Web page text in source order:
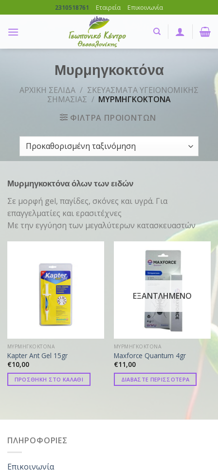
to
content
2310518761 Εταιρεία Επικοινωνία
Μυρμηγκοκτόνα
ΑΡΧΙΚΗ ΣΕΛΙΔΑ / ΣΚΕΥΑΣΜΑΤΑ ΥΓΕΙΟΝΟΜΙΚΗΣ
ΣΗΜΑΣΙΑΣ / ΜΥΡΜΗΓΚΟΚΤΟΝΑ
ΦΙΛΤΡΑ ΠΡΟΙΟΝΤΩΝ
Μυρμηγκοκτόνα όλων των ειδών
Σε μορφή gel, παγίδες, σκόνες και υγρά. Για
επαγγελματίες και ερασιτέχνες
Με την εγγύηση των μεγαλύτερων κατασκευαστών
ΜΥΡΜΗΓΚΟΚΤΟΝΑ
Kapter Ant Gel 15gr
€10,00
ΠΡΟΣΘΗΚΗ ΣΤΟ ΚΑΛΑΘΙ
ΕΞΑΝΤΛΗΜΕΝΟ
ΜΥΡΜΗΓΚΟΚΤΟΝΑ
Maxforce Quantum 4gr
€11,00
ΔΙΑΒΑΣΤΕ ΠΕΡΙΣΣΟΤΕΡΑ
ΠΛΗΡΟΦΟΡΙΕΣ
Επικοινωνία